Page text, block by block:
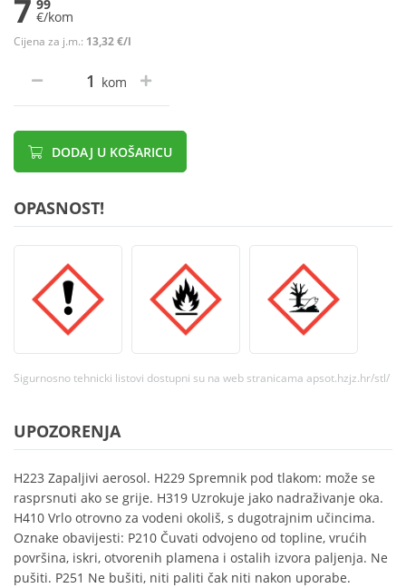
7 99
€/kom
Cijena za j.m.: 13,32 €/l
kom
DODAJ U KOŠARICU
OPASNOST!
Sigurnosno tehnicki listovi dostupni su na web stranicama apsot.hzjz.hr/stl/
UPOZORENJA
H223 Zapaljivi aerosol. H229 Spremnik pod tlakom: može se
rasprsnuti ako se grije. H319 Uzrokuje jako nadraživanje oka.
H410 Vrlo otrovno za vodeni okoliš, s dugotrajnim učincima.
Oznake obavijesti: P210 Čuvati odvojeno od topline, vrućih
površina, iskri, otvorenih plamena i ostalih izvora paljenja. Ne
pušiti. P251 Ne bušiti, niti paliti čak niti nakon uporabe.